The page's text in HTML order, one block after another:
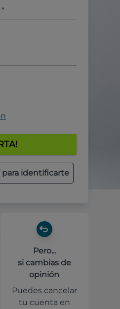
*
para identificarte
Pero...
si cambias de
opinión
Puedes cancelar
tu cuenta en